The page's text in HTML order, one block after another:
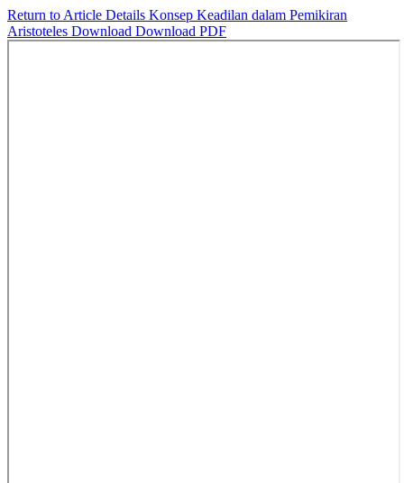
Return to Article Details Konsep Keadilan dalam Pemikiran
Aristoteles Download Download PDF